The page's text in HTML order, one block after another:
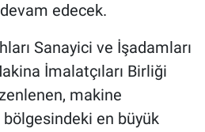
edecek.
Sanayici ve İşadamları
İmalatçıları Birliği
makine
en büyük